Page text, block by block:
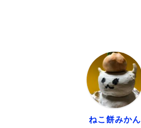
ねこ餅みかん